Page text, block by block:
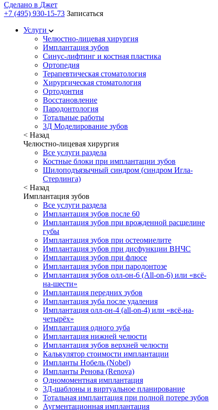
Сделано в Джет
+7 (495) 930-15-73 Записаться
Услуги
Челюстно-лицевая хирургия
Имплантация зубов
Синус-лифтинг и костная пластика
Ортопедия
Терапевтическая стоматология
Хирургическая стоматология
Ортодонтия
Восстановление
Пародонтология
Тотальные работы
3Д Моделирование зубов
< Назад
Челюстно-лицевая хирургия
Все услуги раздела
Костные блоки при имплантации зубов
Шилоподъязычный синдром (синдром Игла-
Стерлинга)
< Назад
Имплантация зубов
Все услуги раздела
Имплантация зубов после 60
Имплантация зубов при врожденной расщелине
губы
Имплантация зубов при остеомиелите
Имплантация зубов при дисфункции ВНЧС
Имплантация зубов при флюсе
Имплантация зубов при пародонтозе
Имплантация зубов олл-он-6 (All-on-6) или «всё-
на-шести»
Имплантация передних зубов
Имплантация зуба после удаления
Имплантация олл-он-4 (all-on-4) или «всё-на-
четырёх»
Имплантация одного зуба
Имплантация нижней челюсти
Имплантация зубов верхней челюсти
Калькулятор стоимости имплантации
Импланты Нобель (Nobel)
Импланты Ренова (Renova)
Одномоментная имплантация
3Д-шаблоны и виртуальное планирование
Тотальная имплантация при полной потере зубов
Аугментационная имплантация